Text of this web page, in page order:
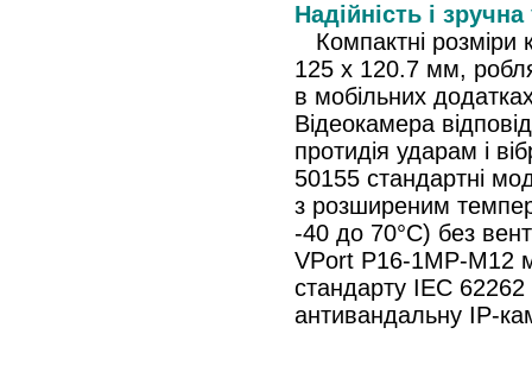
Надійність і
Компактні
125 x 120.7 мм,
в мобільних
Відеокамера
протидія ударам і
50155 стандартні
з розширеним
-40 до 70°C) без
VPort P16-1MP-M12
стандарту IEC
антивандальну IP-